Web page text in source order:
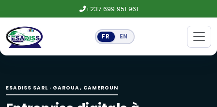
+237 699 951 961
FR EN
Entreprise digitale à Garoua
Création de sites web et logiciels
ESADISS SARL · GAROUA, CAMEROUN